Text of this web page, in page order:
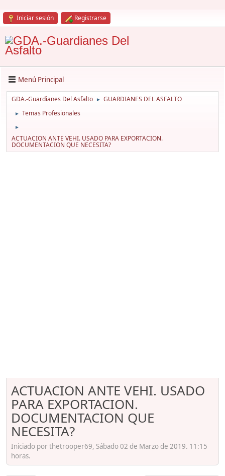
Iniciar sesión Registrarse
Menú Principal
GDA.-Guardianes Del Asfalto ► GUARDIANES DEL ASFALTO
► Temas Profesionales
►
ACTUACION ANTE VEHI. USADO PARA EXPORTACION.
DOCUMENTACION QUE NECESITA?
ACTUACION ANTE VEHI. USADO
PARA EXPORTACION.
DOCUMENTACION QUE
NECESITA?
Iniciado por thetrooper69, Sábado 02 de Marzo de 2019. 11:15
horas.